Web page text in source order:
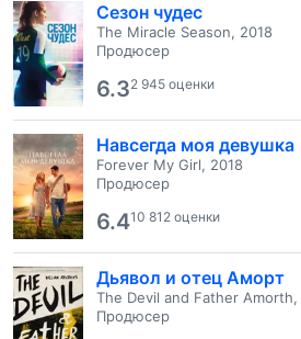
Сезон чудес
The Miracle Season, 2018
Продюсер
6.32 945 оценки
Навсегда моя девушка
Forever My Girl, 2018
Продюсер
6.410 812 оценки
Дьявол и отец Аморт
The Devil and Father Amorth,
Продюсер